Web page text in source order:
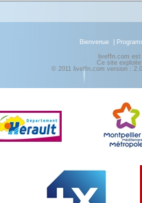
Bienvenue
liveffn.com
Ce site
© 2011 liveffn.com version :